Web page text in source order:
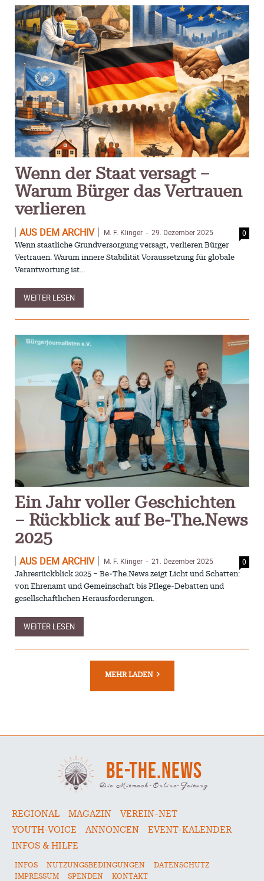
Wenn der Staat versagt –
Warum Bürger das Vertrauen
verlieren
AUS DEM ARCHIV M. F. Klinger - 29. Dezember 2025 0
Wenn staatliche Grundversorgung versagt, verlieren Bürger
Vertrauen. Warum innere Stabilität Voraussetzung für globale
Verantwortung ist…
WEITER LESEN
Ein Jahr voller Geschichten
– Rückblick auf Be-The.News
2025
AUS DEM ARCHIV M. F. Klinger - 21. Dezember 2025 0
Jahresrückblick 2025 – Be‑The.News zeigt Licht und Schatten:
von Ehrenamt und Gemeinschaft bis Pflege‑Debatten und
gesellschaftlichen Herausforderungen.
WEITER LESEN
MEHR LADEN
BE-THE.NEWS
Die Mitmach-Online-Zeitung
REGIONAL MAGAZIN
VEREIN-NET
YOUTH-VOICE
ANNONCEN
EVENT-KALENDER
INFOS & HILFE
INFOS NUTZUNGSBEDINGUNGEN
DATENSCHUTZ
IMPRESSUM
SPENDEN KONTAKT